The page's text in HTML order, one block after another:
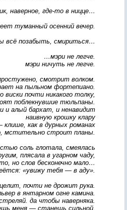
наверное, где-то в ницце…
туманный осенний вечер.
всё позабыть, смириться…
…мэри не легче.
мэри ничуть не легче.
смотрит волком.
на пыльном фортепиано.
виски почти никакого толку,
поблекнувшие тюльпаны.
и алый бархат, и ненавидит
наивную крошку клару
как в дурных романах
мстительно строит планы.
соль глотала, смеялась
плясала в угарном чаду,
но слов бесконечно мало…
«увижу тебя — в аду».
почти не дрожит рука.
в янтарном огне камина.
да чтобы наверняка.
меня — станешь сильной.